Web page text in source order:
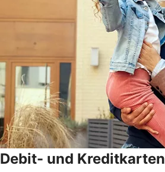
Debit- und Kreditkarten